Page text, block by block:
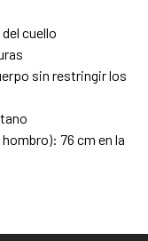
cuello
sin restringir los
76 cm en la